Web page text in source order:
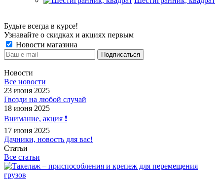
Будьте всегда в курсе!
Узнавайте о скидках и акциях первым
Новости магазина
Новости
Все новости
23 июня 2025
Гвозди на любой случай
18 июня 2025
Внимание, акция ❗️
17 июня 2025
Дачники, новость для вас!
Статьи
Все статьи